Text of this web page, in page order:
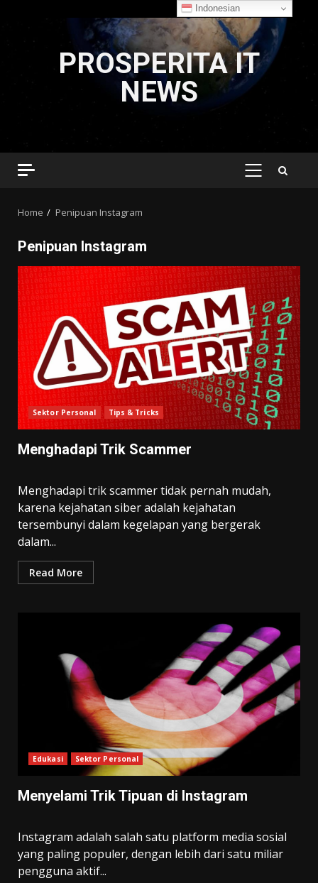
PROSPERITA IT
NEWS
PRIMARY
Home Penipuan Instagram
Penipuan Instagram
Sektor Personal Tips & Tricks
Menghadapi Trik Scammer
Menghadapi trik scammer tidak pernah mudah,
karena kejahatan siber adalah kejahatan
tersembunyi dalam kegelapan yang bergerak
dalam...
Read More
Edukasi Sektor Personal
Menyelami Trik Tipuan di Instagram
Instagram adalah salah satu platform media sosial
yang paling populer, dengan lebih dari satu miliar
pengguna aktif...
Indonesian